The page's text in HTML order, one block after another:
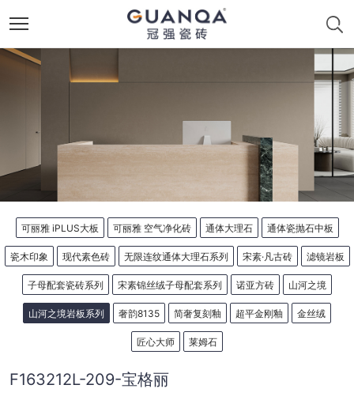
可丽雅 iPLUS大板 可丽雅 空气净化砖 通体大理石 通体瓷抛石中板
瓷木印象 现代素色砖 无限连纹通体大理石系列 宋素·凡古砖 滤镜岩板
子母配套瓷砖系列 宋素锦丝绒子母配套系列 诺亚方砖 山河之境
山河之境岩板系列 奢韵8135 简奢复刻釉 超平金刚釉 金丝绒
匠心大师 莱姆石
F163212L-209-宝格丽